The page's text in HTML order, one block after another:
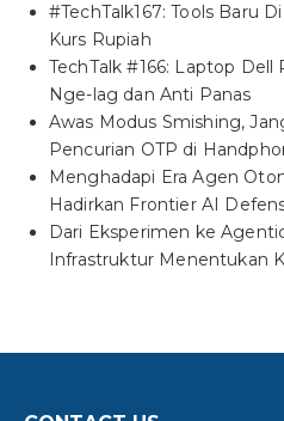
#TechTalk167: Tools Baru
Kurs Rupiah
TechTalk #166: Laptop
Nge-lag dan Anti Panas
Awas Modus Smishing,
Pencurian OTP di
Menghadapi Era Agen
Hadirkan Frontier AI
Dari Eksperimen ke
Infrastruktur Menentukan